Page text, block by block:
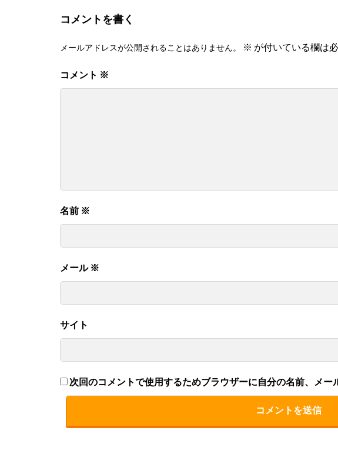
コメントを書く
メールアドレスが公開されることはありません。 ※ が付いている欄は
コメント ※
名前 ※
メール ※
サイト
次回のコメントで使用するためブラウザーに自分の名前、メー